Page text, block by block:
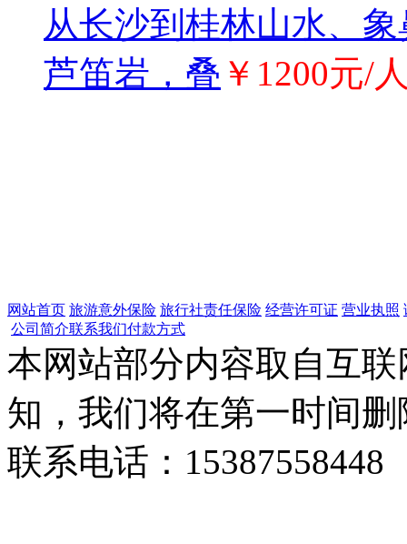
从长沙到桂林山水、
芦笛岩，叠 ￥1200元/
网站首页 旅游意外保险 旅行社责任保险 经营许可证 营业执照
公司简介联系我们付款方式
本网站部分内容取自互
知，我们将在第一时间
联系电话：15387558448